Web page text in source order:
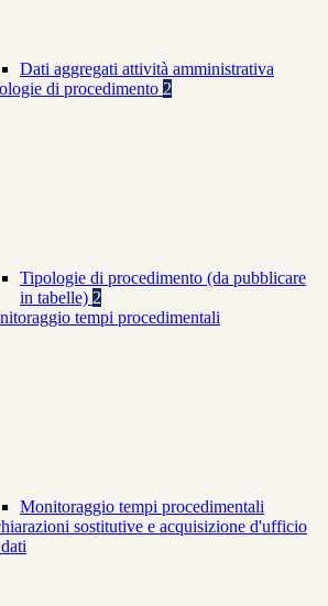
Dati aggregati attività amministrativa
di procedimento 2
Tipologie di procedimento (da pubblicare
in tabelle) 2
tempi procedimentali
Monitoraggio tempi procedimentali
sostitutive e acquisizione d'ufficio